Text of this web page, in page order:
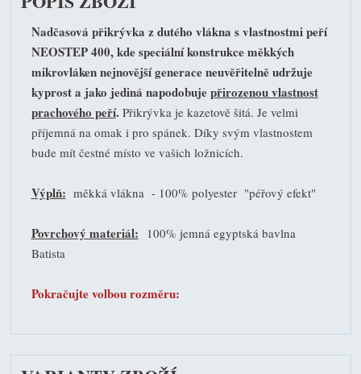
Nadčasová přikrývka z dutého vlákna s vlastnostmi peří
NEOSTEP 400, kde speciální konstrukce měkkých
mikrovláken nejnovější generace neuvěřitelně udržuje
kyprost a jako jediná napodobujepřirozenou vlastnost
prachového peří. Přikrývka je kazetově šitá. Je velmi
příjemná na omak i pro spánek. Díky svým vlastnostem
bude mít čestné místo ve vašich ložnicích.
Výplň: měkká vlákna - 100% polyester "péřový efekt"
Povrchový materiál: 100% jemná egyptská bavlna
Batista
Pokračujte volbou rozměru: